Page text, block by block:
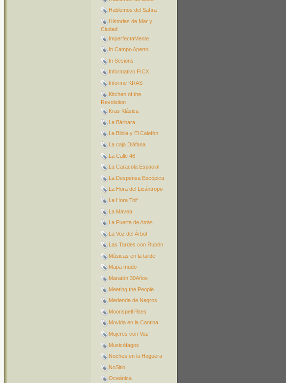
Hablemos del Sahra
Historias de Mar y
Ciudad
ImperfectaMente
In Campo Aperto
In Sesions
Informativo FICX
Informe KRAS
Kitchen of the
Revolution
Kras Klásica
La Bárbara
La Biblia y El Calefón
La caja Diáfana
La Calle 46
La Caracola Espacial
La Despensa Escópica
La Hora del Licántropo
La Hora Tolf
La Mavea
La Puerta de Atrás
La Voz del Árbol
Las Tardes con Rubén
Músicas en la tarde
Mapa mudo
Maratón 30Años
Meeting the People
Merienda de Negros
Moonspell Rites
Movida en la Cantina
Mujeres con Voz
Musicófagos
Noches en la Hoguera
NoSitio
Oceánica